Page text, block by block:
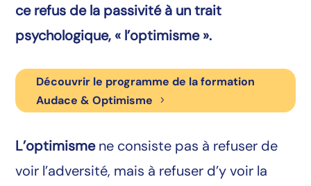
ce refus de la passivité à un trait
psychologique, « l’optimisme ».
Découvrir le programme de la formation
Audace & Optimisme
L’optimismene consiste pas à refuser de
voir l’adversité, mais à refuser d’y voir la